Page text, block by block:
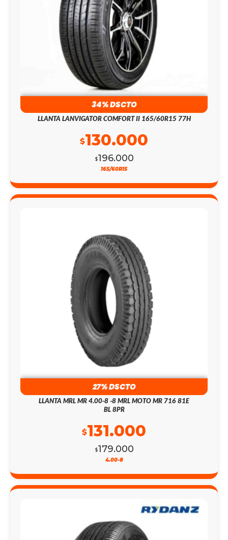
34% DSCTO
LLANTA LANVIGATOR COMFORT II 165/60R15 77H
$196.000
$130.000
165/60R15
27% DSCTO
LLANTA MRL MR 4.00-8 -8 MRL MOTO MR 716 81E
BL 8PR
$179.000
$131.000
4.00-8